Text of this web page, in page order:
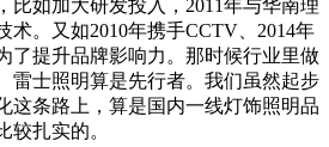
比如加大研发投入，2011年与华南理
术。又如2010年携手CCTV、2014年
了提升品牌影响力。那时候行业里做
雷士照明算是先行者。我们虽然起步
这条路上，算是国内一线灯饰照明品
较扎实的。